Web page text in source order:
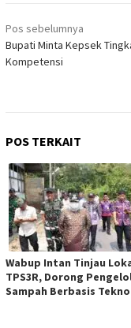
Navigasi
pos
Pos sebelumnya
Bupati Minta Kepsek
Kompetensi
POS TERKAIT
Wabup Intan Tinjau
TPS3R, Dorong
Sampah Berbasis